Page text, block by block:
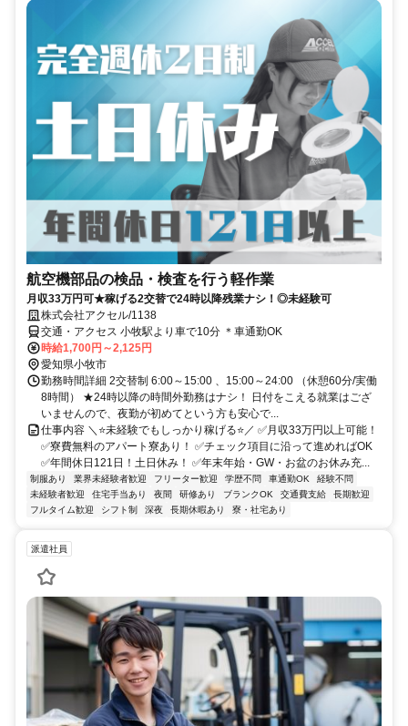
航空機部品の検品・検査を行う軽作業
月収33万円可★稼げる2交替で24時以降残業ナシ！◎未経験可
株式会社アクセル/1138
交通・アクセス 小牧駅より車で10分 ＊車通勤OK
時給1,700円～2,125円
愛知県小牧市
勤務時間詳細 2交替制 6:00～15:00 、15:00～24:00 （休憩60分/実働
8時間） ★24時以降の時間外勤務はナシ！ 日付をこえる就業はござ
いませんので、夜勤が初めてという方も安心で...
仕事内容 ＼⭐未経験でもしっかり稼げる⭐／ ✅月収33万円以上可能！
✅寮費無料のアパート寮あり！ ✅チェック項目に沿って進めればOK
✅年間休日121日！土日休み！ ✅年末年始・GW・お盆のお休み充...
制服あり 業界未経験者歓迎 フリーター歓迎 学歴不問 車通勤OK
経験不問
未経験者歓迎
住宅手当あり 夜間 研修あり ブランクOK 交通費支給
長期歓迎
フルタイム歓迎
シフト制 深夜 長期休暇あり 寮・社宅あり
派遣社員